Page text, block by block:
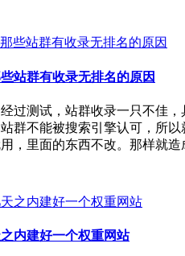
站群有收录无排名的原因
过测试，站群收录一只不佳
群不能被搜索引擎认可，所
，里面的东西不改。那样就造
内建好一个权重网站